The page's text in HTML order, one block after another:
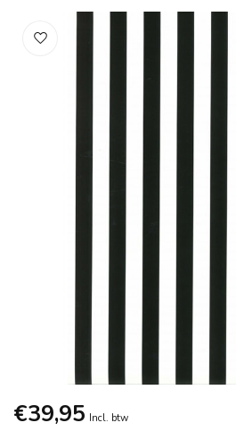
€39,95 Incl. btw